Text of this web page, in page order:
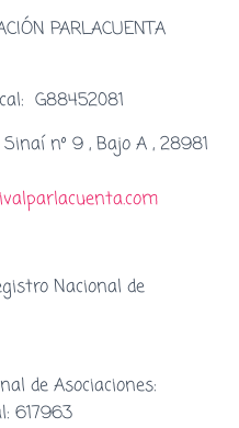
PARLACUENTA
G88452081
nº 9 , Bajo A , 28981
Nacional de
de Asociaciones:
617963